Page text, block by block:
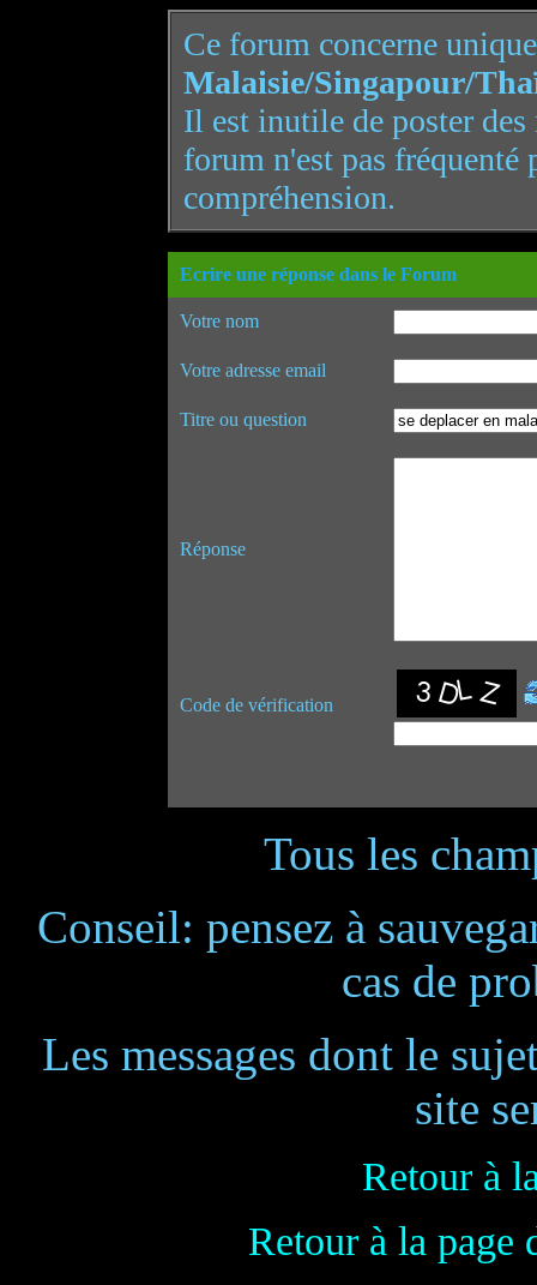
Ce forum concerne
Malaisie/Singapour/
Il est inutile de poster
forum n'est pas
compréhension.
Ecrire une réponse dans le Forum
Votre nom
Votre adresse email
Titre ou question
Réponse
Code de vérification
Tous les
Conseil: pensez à
cas de
Les messages dont le
site
Retour à
Retour à la page